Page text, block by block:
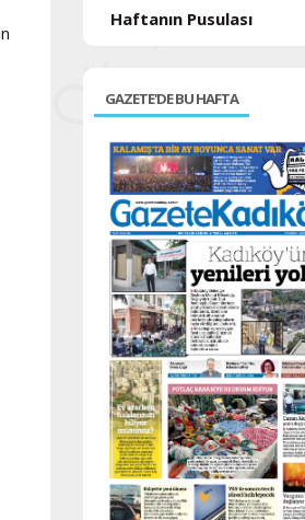
Haftanın Pusulası
GAZETE'DE BU HAFTA